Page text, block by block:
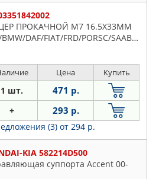
ПРОКАЧНОЙ M7 16.5X33MM
ALFA/BMW/DAF/FIAT/FRD/PORSC/SAAB/AUDI/VW
Цена Купить
1 шт. 471 р.
+ 293 р.
(3) от 294 р.
KIA 582214D500
суппорта Accent 00-